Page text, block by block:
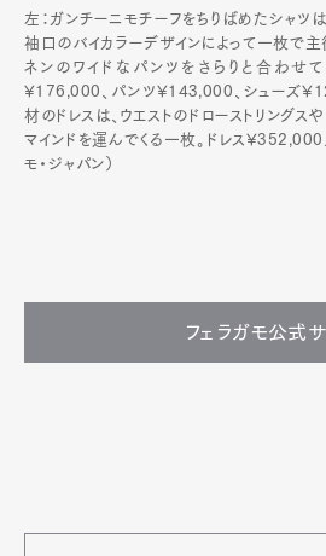
左：ガンチーニモチーフをちりばめたシャツ
袖口のバイカラーデザインによって一枚で
ネンのワイドなパンツをさらりと合わせて
¥176,000、パンツ¥143,000、シューズ
材のドレスは、ウエストのドローストリングス
マインドを運んでくる一枚。ドレス¥352,000
モ・ジャパン）
フェラガモ公式サ